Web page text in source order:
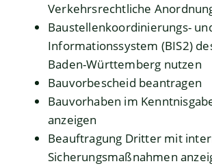
Verkehrsrechtliche
Baustellenkoordinierungs-
Informationssystem (BIS2)
Baden-Württemberg nutzen
Bauvorbescheid beantragen
Bauvorhaben im
anzeigen
Beauftragung Dritter mit
Sicherungsmaßnahmen